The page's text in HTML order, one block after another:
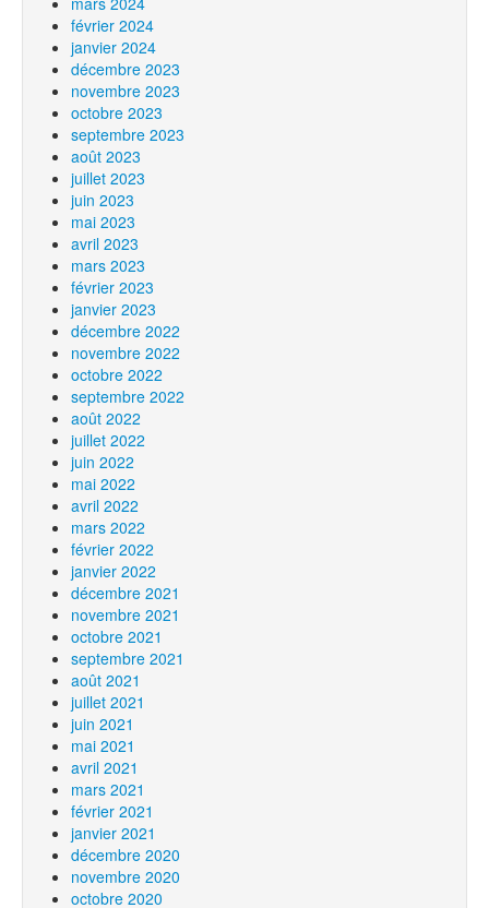
février 2024
janvier 2024
décembre 2023
novembre 2023
octobre 2023
septembre 2023
août 2023
juillet 2023
juin 2023
mai 2023
avril 2023
mars 2023
février 2023
janvier 2023
décembre 2022
novembre 2022
octobre 2022
septembre 2022
août 2022
juillet 2022
juin 2022
mai 2022
avril 2022
mars 2022
février 2022
janvier 2022
décembre 2021
novembre 2021
octobre 2021
septembre 2021
août 2021
juillet 2021
juin 2021
mai 2021
avril 2021
mars 2021
février 2021
janvier 2021
décembre 2020
novembre 2020
octobre 2020